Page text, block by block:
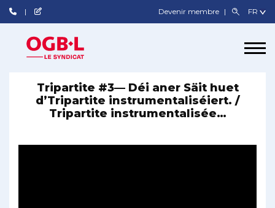
Devenir membre
Tripartite #3— Déi aner Säit huet
d’Tripartite instrumentaliséiert. /
Tripartite instrumentalisée…